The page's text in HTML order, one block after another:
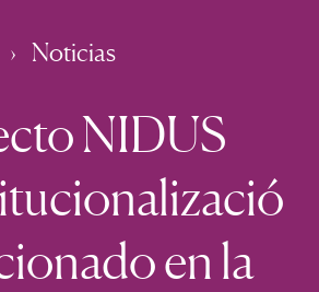
Noticias
NIDUS
en la